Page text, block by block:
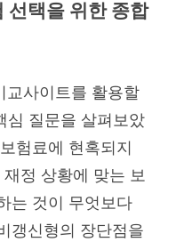
선택을 위한 종합
교사이트를 활용할
심 질문을 살펴보았
험료에 현혹되지
정 상황에 맞는 보
는 것이 무엇보다
갱신형의 장단점을